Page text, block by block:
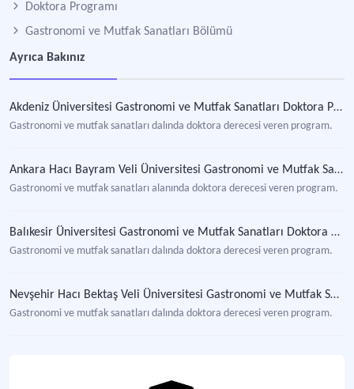
Doktora Programı
Gastronomi ve Mutfak Sanatları Bölümü
Ayrıca Bakınız
Akdeniz Üniversitesi Gastronomi ve Mutfak Sanatları Doktora Programı
Gastronomi ve mutfak sanatları dalında doktora derecesi veren program.
Ankara Hacı Bayram Veli Üniversitesi Gastronomi ve Mutfak Sanatları Doktora Programı
Gastronomi ve mutfak sanatları alanında doktora derecesi veren program.
Balıkesir Üniversitesi Gastronomi ve Mutfak Sanatları Doktora Programı
Gastronomi ve mutfak sanatları dalında doktora derecesi veren program.
Nevşehir Hacı Bektaş Veli Üniversitesi Gastronomi ve Mutfak Sanatları Doktora Programı
Gastronomi ve mutfak sanatları dalında doktora derecesi veren program.